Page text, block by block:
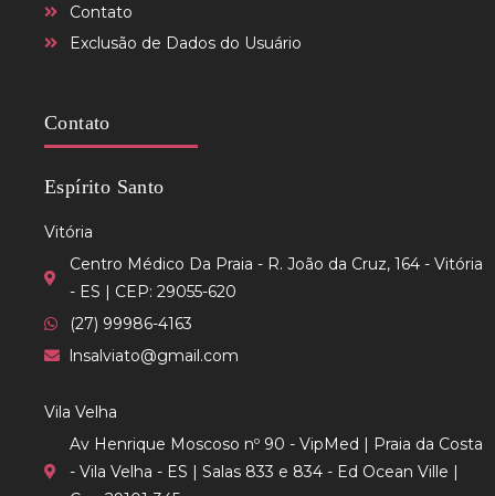
Contato
Exclusão de Dados do Usuário
Contato
Espírito Santo
Vitória
Centro Médico Da Praia - R. João da Cruz, 164 - Vitória
- ES | CEP: 29055-620
(27) 99986-4163
lnsalviato@gmail.com
Vila Velha
Av Henrique Moscoso nº 90 - VipMed | Praia da Costa
- Vila Velha - ES | Salas 833 e 834 - Ed Ocean Ville |